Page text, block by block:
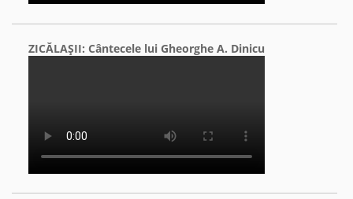
ZICĂLAŞII: Cântecele lui Gheorghe A. Dinicu